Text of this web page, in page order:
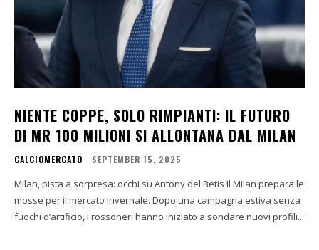
NIENTE COPPE, SOLO RIMPIANTI: IL FUTURO
DI MR 100 MILIONI SI ALLONTANA DAL MILAN
CALCIOMERCATO SEPTEMBER 15, 2025
Milan, pista a sorpresa: occhi su Antony del Betis Il Milan prepara le
mosse per il mercato invernale. Dopo una campagna estiva senza
fuochi d’artificio, i rossoneri hanno iniziato a sondare nuovi profili...